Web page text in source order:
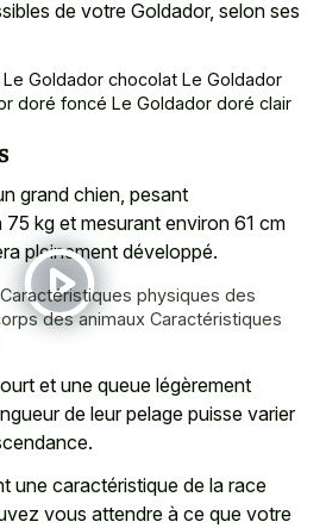
de votre Goldador, selon ses
Goldador chocolat Le Goldador
doré foncé Le Goldador doré clair
grand chien, pesant
kg et mesurant environ 61 cm
pleinement développé.
Caractéristiques physiques des
des animaux Caractéristiques
et une queue légèrement
de leur pelage puisse varier
une caractéristique de la race
vous attendre à ce que votre